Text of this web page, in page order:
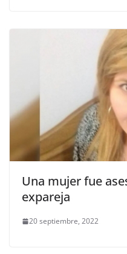
Una mujer fue
expareja
20 septiembre, 2022